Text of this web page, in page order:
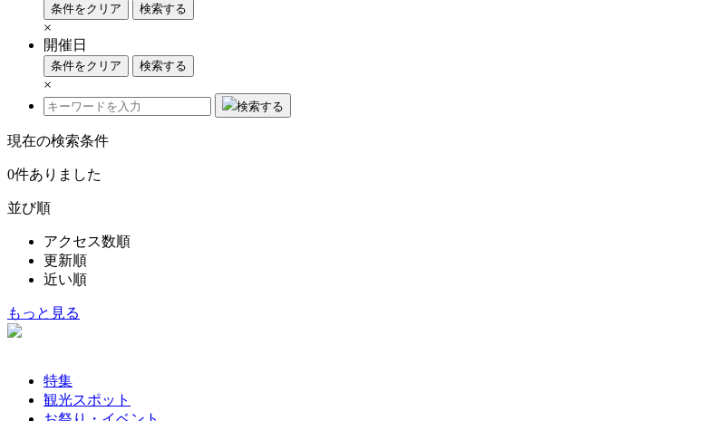
条件をクリア 検索する
×
開催日
条件をクリア 検索する
×
検索する
現在の検索条件
0件ありました
並び順
アクセス数順
更新順
近い順
もっと見る
特集
観光スポット